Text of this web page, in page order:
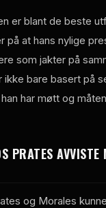
er blant de beste
på at hans nylige
som jakter på
ikke bare basert på
har møtt og
PRATES AVVISTE
og Morales